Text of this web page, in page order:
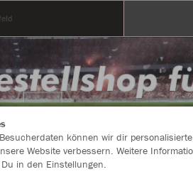
können wir dir personalisierte
Website verbessern. Weitere
in den Einstellungen.